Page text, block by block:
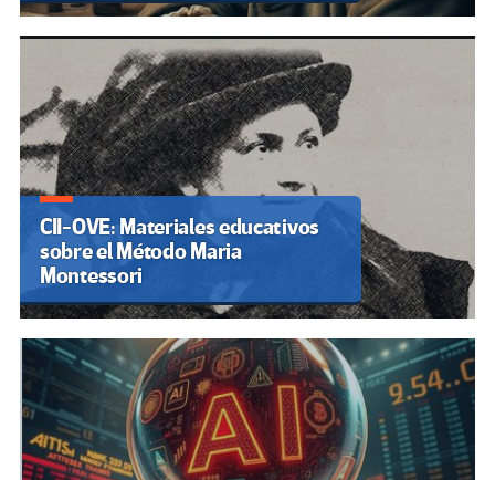
CII-OVE: Materiales educativos
sobre el Método Maria
Montessori